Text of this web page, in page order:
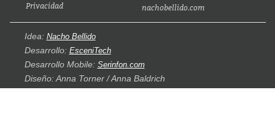
Privacidad
nachobellido.com
Idea: Nacho Bellido
Desarrollo: EsceniTech
Desarrollo Mobile: Serinfon.com
Diseño: Anna Torner / Anna Baldrich